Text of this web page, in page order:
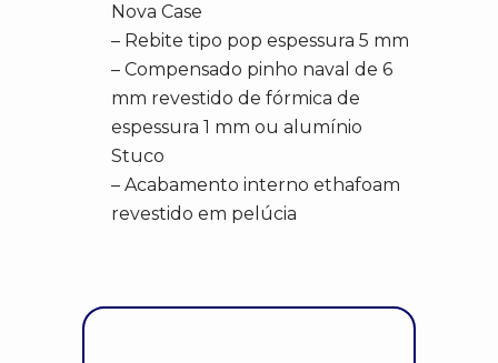
Nova Case
– Rebite tipo pop espessura 5 mm
– Compensado pinho naval de 6
mm revestido de fórmica de
espessura 1 mm ou alumínio
Stuco
– Acabamento interno ethafoam
revestido em pelúcia